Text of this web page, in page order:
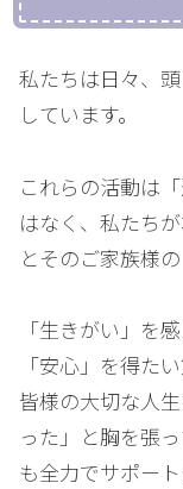
私たちは日々、
しています。
これらの活動は
はなく、私たち
とそのご家族様
「生きがい」を
「安心」を得た
皆様の大切な人
った」と胸を張
も全力でサポー